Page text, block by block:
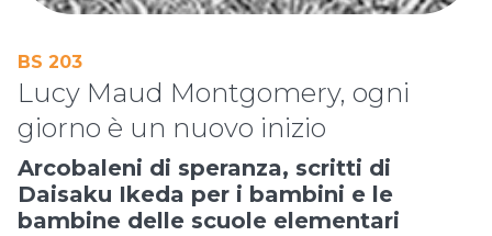
BS 203
Lucy Maud Montgomery, ogni
giorno è un nuovo inizio
Arcobaleni di speranza, scritti di
Daisaku Ikeda per i bambini e le
bambine delle scuole elementari